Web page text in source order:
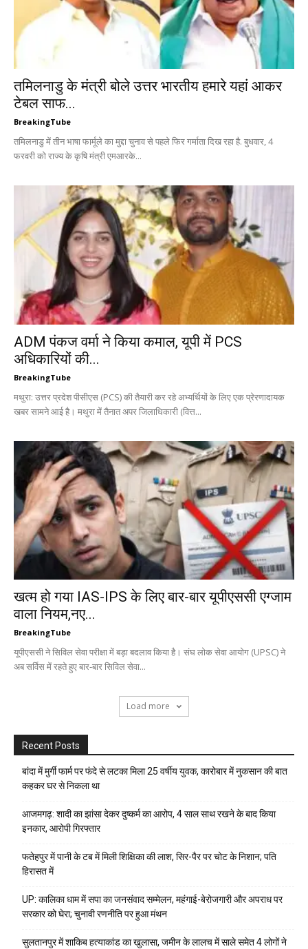
तमिलनाडु के मंत्री बोले उत्तर भारतीय हमारे यहां आकर
टेबल साफ...
BreakingTube
तमिलनाडु में तीन भाषा फार्मूले का मुद्दा चुनाव से पहले फिर गर्माता दिख रहा है. बुधवार, 4
फरवरी को राज्य के कृषि मंत्री एमआरके...
ADM पंकज वर्मा ने किया कमाल, यूपी में PCS
अधिकारियों की...
BreakingTube
मथुरा: उत्तर प्रदेश पीसीएस (PCS) की तैयारी कर रहे अभ्यर्थियों के लिए एक प्रेरणादायक
खबर सामने आई है। मथुरा में तैनात अपर जिलाधिकारी (वित्त...
खत्म हो गया IAS-IPS के लिए बार-बार यूपीएससी एग्जाम
वाला नियम,नए...
BreakingTube
यूपीएससी ने सिविल सेवा परीक्षा में बड़ा बदलाव किया है। संघ लोक सेवा आयोग (UPSC) ने
अब सर्विस में रहते हुए बार-बार सिविल सेवा...
Load more
Recent Posts
बांदा में मुर्गी फार्म पर फंदे से लटका मिला 25 वर्षीय युवक, कारोबार में नुकसान की बात
कहकर घर से निकला था
आजमगढ़: शादी का झांसा देकर दुष्कर्म का आरोप, 4 साल साथ रखने के बाद किया
इनकार, आरोपी गिरफ्तार
फतेहपुर में पानी के टब में मिली शिक्षिका की लाश, सिर-पैर पर चोट के निशान; पति
हिरासत में
UP: कालिका धाम में सपा का जनसंवाद सम्मेलन, महंगाई-बेरोजगारी और अपराध पर
सरकार को घेरा; चुनावी रणनीति पर हुआ मंथन
सुलतानपुर में शाकिब हत्याकांड का खुलासा, जमीन के लालच में साले समेत 4 लोगों ने